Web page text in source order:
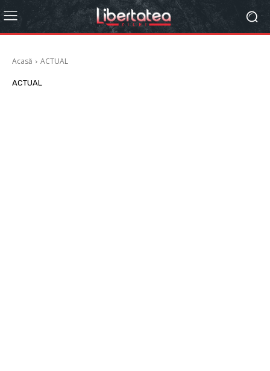
Acasă ACTUAL
ACTUAL